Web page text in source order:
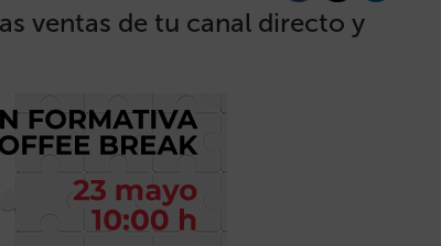
ventas de tu canal directo y